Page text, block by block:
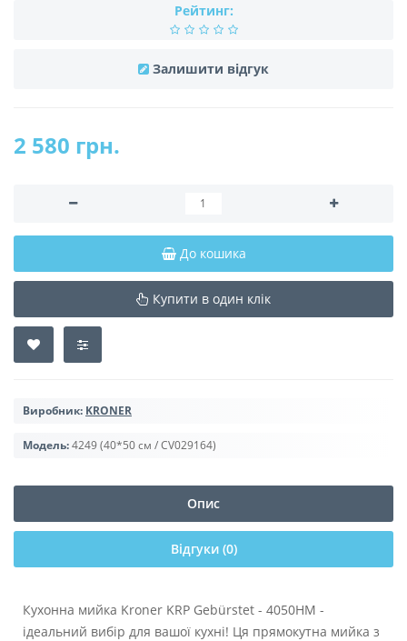
Рейтинг:
Залишити відгук
2 580 грн.
До кошика
Купити в один клік
Виробник: KRONER
Модель:4249 (40*50 см / CV029164)
Опис
Відгуки (0)
Кухонна мийка Kroner KRP Gebürstet - 4050HM -
ідеальний вибір для вашої кухні! Ця прямокутна мийка з